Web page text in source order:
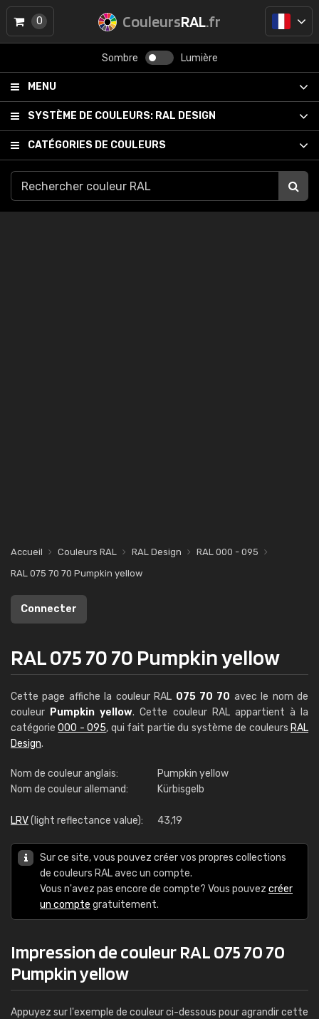
CouleursRAL.fr
Sombre Lumière
MENU
SYSTÈME DE COULEURS: RAL DESIGN
CATÉGORIES DE COULEURS
0
Accueil Couleurs RAL RAL Design
RAL 000 - 095
RAL 075 70 70 Pumpkin yellow
Connecter
RAL 075 70 70 Pumpkin yellow
Cette page affiche la couleur RAL 075 70 70 avec le nom de
couleur Pumpkin yellow. Cette couleur RAL appartient à la
catégorie000 - 095, qui fait partie du système de couleurs RAL
Design.
Nom de couleur anglais:
Pumpkin yellow
Nom de couleur allemand:
Kürbisgelb
LRV(light reflectance value): 43,19
Sur ce site, vous pouvez créer vos propres collections
de couleurs RAL avec un compte.
Vous n'avez pas encore de compte? Vous pouvez créer
un compte gratuitement.
Impression de couleur RAL 075 70 70
Pumpkin yellow
Appuyez sur l'exemple de couleur ci-dessous pour agrandir cette